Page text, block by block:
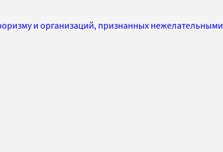
и организаций, признанных нежелательными